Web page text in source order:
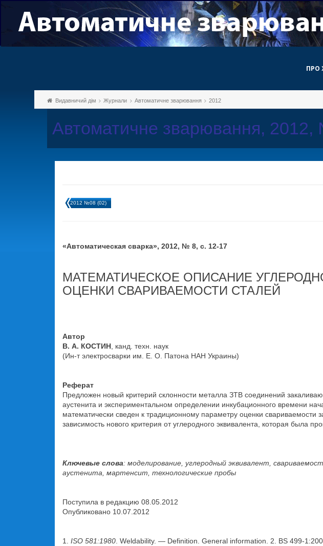
ПРО
Видавничий дім Журнали Автоматичне зварювання 2012
Автоматичне зварювання,
2012 №08 (02)
«Автоматическая сварка», 2012, № 8, с. 12-17
МАТЕМАТИЧЕСКОЕ ОПИСАНИЕ
ОЦЕНКИ СВАРИВАЕМОСТИ СТАЛЕЙ
Автор
В. А. КОСТИН , канд. техн. наук
(Ин-т электросварки им. Е. О. Патона НАН Украины)
Реферат
Предложен новый критерий склонности металла ЗТВ соединений
аустенита и экспериментальном определении инкубационного времени
математически сведен к традиционному параметру оценки
зависимость нового критерия от углеродного эквивалента, которая была
Ключевые слова: моделирование, углеродный эквивалент,
аустенита, мартенсит, технологические пробы
Поступила в редакцию 08.05.2012
Опубликовано 10.07.2012
1. ISO 581:1980 . Weldability. — Definition. General information. 2. BS 499-